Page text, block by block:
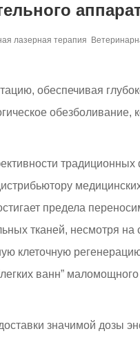
лазерная терапия
обеспечивая
обезболивание,
предела
тканей, несмотря
клеточную
ванн”
значимой дозы